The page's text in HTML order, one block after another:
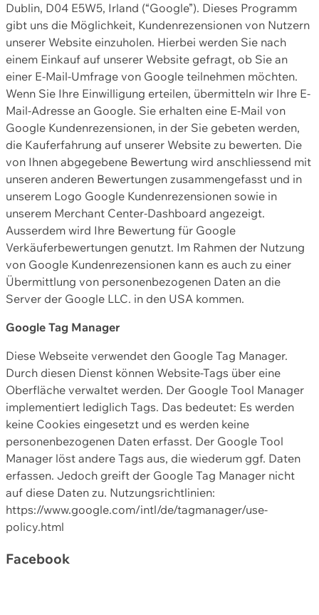
Dublin, D04 E5W5, Irland (“Google”). Dieses Programm
gibt uns die Möglichkeit, Kundenrezensionen von Nutzern
unserer Website einzuholen. Hierbei werden Sie nach
einem Einkauf auf unserer Website gefragt, ob Sie an
einer E-Mail-Umfrage von Google teilnehmen möchten.
Wenn Sie Ihre Einwilligung erteilen, übermitteln wir Ihre E-
Mail-Adresse an Google. Sie erhalten eine E-Mail von
Google Kundenrezensionen, in der Sie gebeten werden,
die Kauferfahrung auf unserer Website zu bewerten. Die
von Ihnen abgegebene Bewertung wird anschliessend mit
unseren anderen Bewertungen zusammengefasst und in
unserem Logo Google Kundenrezensionen sowie in
unserem Merchant Center-Dashboard angezeigt.
Ausserdem wird Ihre Bewertung für Google
Verkäuferbewertungen genutzt. Im Rahmen der Nutzung
von Google Kundenrezensionen kann es auch zu einer
Übermittlung von personenbezogenen Daten an die
Server der Google LLC. in den USA kommen.
Google Tag Manager
Diese Webseite verwendet den Google Tag Manager.
Durch diesen Dienst können Website-Tags über eine
Oberfläche verwaltet werden. Der Google Tool Manager
implementiert lediglich Tags. Das bedeutet: Es werden
keine Cookies eingesetzt und es werden keine
personenbezogenen Daten erfasst. Der Google Tool
Manager löst andere Tags aus, die wiederum ggf. Daten
erfassen. Jedoch greift der Google Tag Manager nicht
auf diese Daten zu. Nutzungsrichtlinien:
https://www.google.com/intl/de/tagmanager/use-
policy.html
Facebook